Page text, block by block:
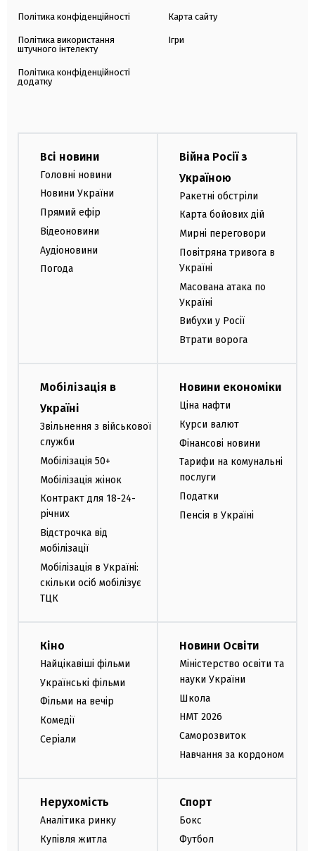
Політика конфіденційності
Політика використання
штучного інтелекту
Політика конфіденційності
додатку
Карта сайту
Ігри
Всі новини
Головні новини
Новини України
Прямий ефір
Відеоновини
Аудіоновини
Погода
Війна Росії з
Україною
Ракетні обстріли
Карта бойових дій
Мирні переговори
Повітряна тривога в
Україні
Масована атака по
Україні
Вибухи у Росії
Втрати ворога
Мобілізація в
Україні
Звільнення з військової
служби
Мобілізація 50+
Мобілізація жінок
Контракт для 18-24-
річних
Відстрочка від
мобілізації
Мобілізація в Україні:
скільки осіб мобілізує
ТЦК
Новини економіки
Ціна нафти
Курси валют
Фінансові новини
Тарифи на комунальні
послуги
Податки
Пенсія в Україні
Кіно
Найцікавіші фільми
Українські фільми
Фільми на вечір
Комедії
Серіали
Новини Освіти
Міністерство освіти та
науки України
Школа
НМТ 2026
Саморозвиток
Навчання за кордоном
Нерухомість
Аналітика ринку
Купівля житла
Спорт
Бокс
Футбол